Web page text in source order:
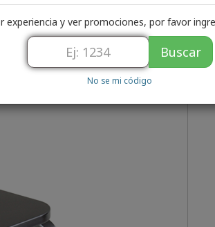
experiencia y ver promociones, por favor
Buscar
No se mi código